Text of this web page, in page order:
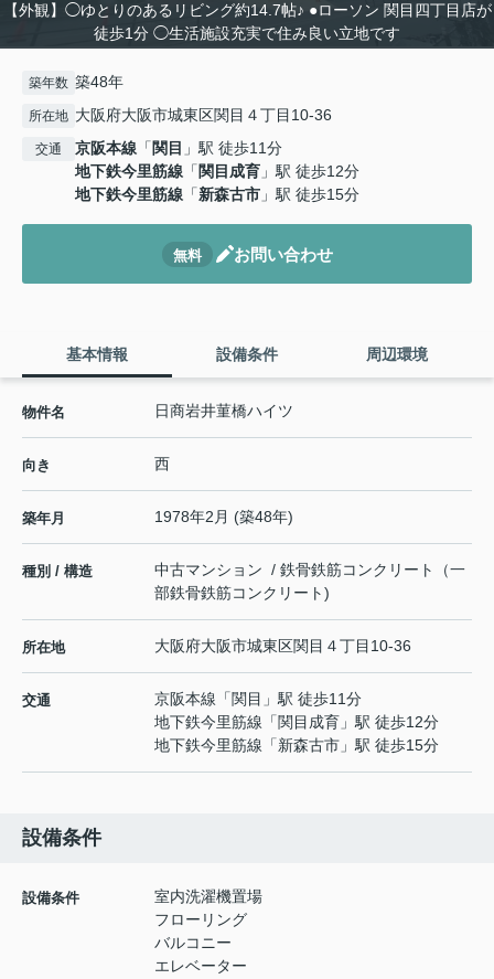
【外観】◯ゆとりのあるリビング約14.7帖♪ ●ローソン 関目四丁目店が
徒歩1分 ◯生活施設充実で住み良い立地です
築年数 築48年
所在地 大阪府大阪市城東区関目４丁目10-36
交通 京阪本線 「 関目 」駅 徒歩11分
地下鉄今里筋線 「 関目成育 」駅 徒歩12分
地下鉄今里筋線 「新森古市 」駅 徒歩15分
無料 お問い合わせ
基本情報 設備条件 周辺環境
物件名 日商岩井菫橋ハイツ
向き 西
築年月 1978年2月 (築48年)
種別 / 構造
中古マンション / 鉄骨鉄筋コンクリート（一
部鉄骨鉄筋コンクリート)
所在地 大阪府大阪市城東区関目 ４丁目10-36
交通 京阪本線 「関目 」駅 徒歩11分
地下鉄今里筋線 「関目成育 」駅 徒歩12分
地下鉄今里筋線 「新森古市 」駅 徒歩15分
設備条件
設備条件
室内洗濯機置場
フローリング
バルコニー
エレベーター